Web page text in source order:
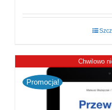
34,90 zł.
Chwilowo
Promocja!